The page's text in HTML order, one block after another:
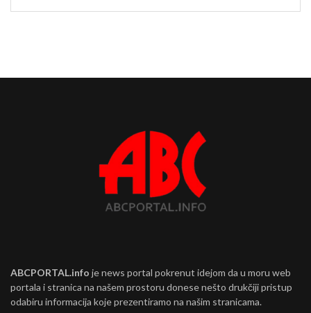
ABCPORTAL.info je news portal pokrenut idejom da u moru web
portala i stranica na našem prostoru donese nešto drukčiji pristup
odabiru informacija koje prezentiramo na našim stranicama.